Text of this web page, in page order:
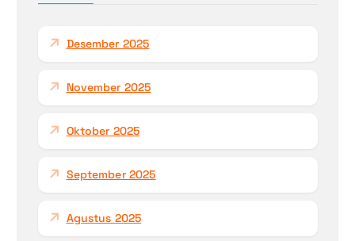
Desember 2025
November 2025
Oktober 2025
September 2025
Agustus 2025